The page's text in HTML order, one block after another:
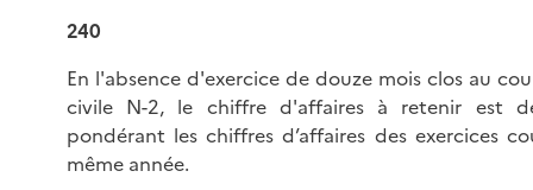
240
En l'absence d'exercice de douze mois clos au
civile N-2, le chiffre d'affaires à retenir est
pondérant les chiffres d’affaires des exercices
même année.